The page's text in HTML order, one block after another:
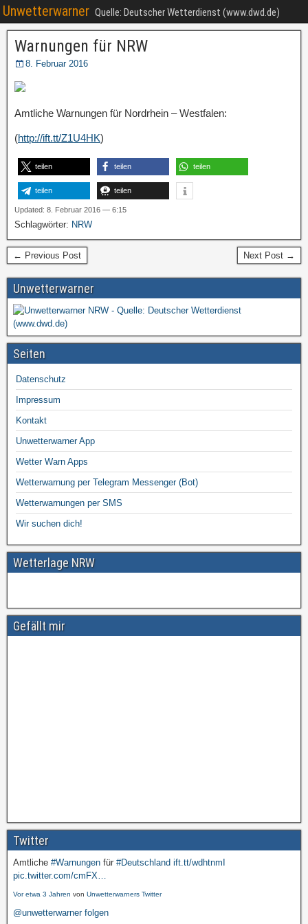
Unwetterwarner Quelle: Deutscher Wetterdienst (www.dwd.de)
Warnungen für NRW
8. Februar 2016
Amtliche Warnungen für Nordrhein – Westfalen:
(http://ift.tt/Z1U4HK)
teilen teilen teilen
teilen teilen
Updated: 8. Februar 2016 — 6:15
Schlagwörter: NRW
← Previous Post Next Post →
Unwetterwarner
Seiten
Datenschutz
Impressum
Kontakt
Unwetterwarner App
Wetter Warn Apps
Wetterwarnung per Telegram Messenger (Bot)
Wetterwarnungen per SMS
Wir suchen dich!
Wetterlage NRW
Gefällt mir
Twitter
Amtliche #Warnungen für #Deutschland ift.tt/wdhtnmI
pic.twitter.com/cmFX…
Vor etwa 3 Jahren von Unwetterwarners Twitter
@unwetterwarner folgen